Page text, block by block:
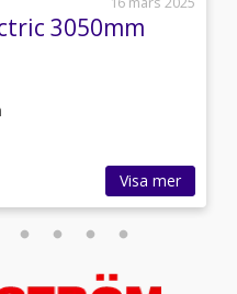
3050mm
Visa mer